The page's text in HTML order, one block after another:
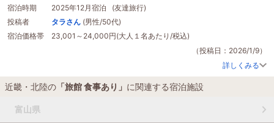
で、チェックインに１５分、チェックアウトに１０分くらい並んだことです。
もう少し工夫していただけたらと思います。あと、年末ということもあります
が、素泊まりで23，000円というのはさすがに割高感がありました。昨今の物
価高騰によりやむを得ない部分もあると思いますが、ここの温泉のファンとし
ては、今後も気軽に行きたいので、ぜひ、お得に利用できるプランを継続して
宿泊時期
2025年12月宿泊 (友達旅行)
投稿者
タラさん (男性/50代)
宿泊価格帯
23,001～24,000円(大人１名あたり/税込)
（投稿日：2026/1/9）
詳しくみる
近畿・北陸の 「旅館 食事あり」 に関連する宿泊施設
富山県